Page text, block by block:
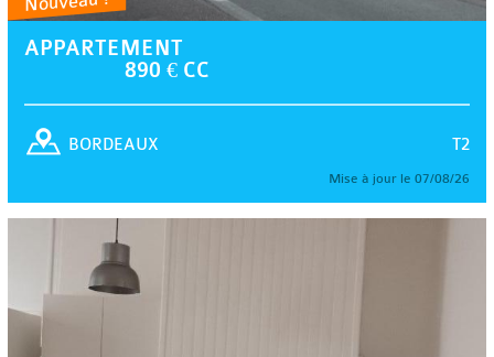
APPARTEMENT
890 € CC
T2
BORDEAUX
Mise à jour le 07/08/26